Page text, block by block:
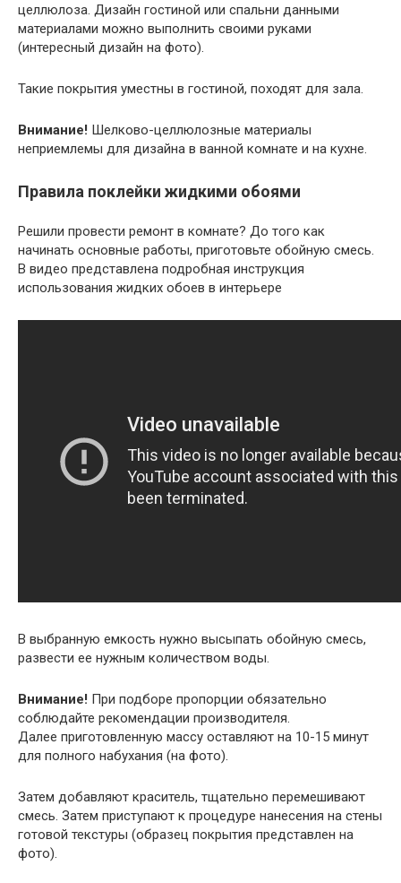
целлюлоза. Дизайн гостиной или спальни данными
материалами можно выполнить своими руками
(интересный дизайн на фото).
Такие покрытия уместны в гостиной, походят для зала.
Внимание! Шелково-целлюлозные материалы
неприемлемы для дизайна в ванной комнате и на кухне.
Правила поклейки жидкими обоями
Решили провести ремонт в комнате? До того как
начинать основные работы, приготовьте обойную смесь.
В видео представлена подробная инструкция
использования жидких обоев в интерьере
В выбранную емкость нужно высыпать обойную смесь,
развести ее нужным количеством воды.
Внимание! При подборе пропорции обязательно
соблюдайте рекомендации производителя.
Далее приготовленную массу оставляют на 10-15 минут
для полного набухания (на фото).
Затем добавляют краситель, тщательно перемешивают
смесь. Затем приступают к процедуре нанесения на стены
готовой текстуры (образец покрытия представлен на
фото).